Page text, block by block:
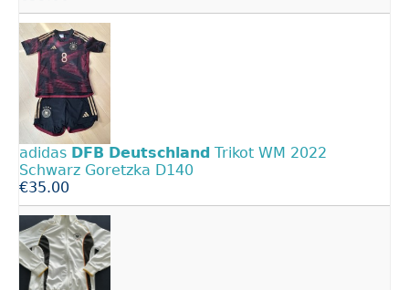
adidas DFB Deutschland Trikot WM 2022
Schwarz Goretzka D140
€35.00